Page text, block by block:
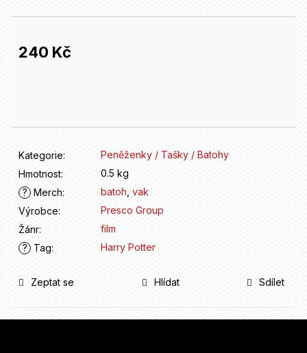
240 Kč
Kategorie:
Peněženky / Tašky / Batohy
Hmotnost:
0.5 kg
? Merch: batoh, vak
Výrobce:
Presco Group
Žánr:
film
?
Tag: Harry Potter
Zeptat se Hlídat Sdílet
?
HLEDAT
r
u
č
u
e
m
e